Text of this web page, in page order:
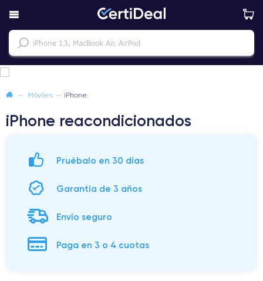
— Móviles — iPhone
iPhone reacondicionados
Pruébalo en 30 días
Garantía de 3 años
Envío seguro
Paga en 3 o 4 cuotas